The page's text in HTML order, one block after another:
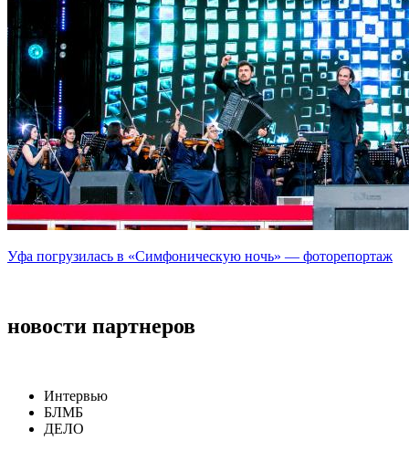
Уфа погрузилась в «Симфоническую ночь» — фоторепортаж
новости партнеров
Интервью
БЛМБ
ДЕЛО